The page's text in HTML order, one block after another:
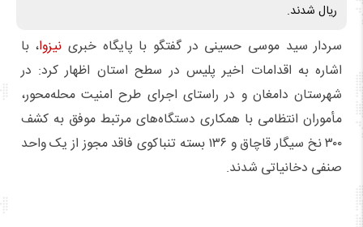
ریال شدند.
سردار سید موسی حسینی در گفتگو با پایگاه خبری نیزوا، با
اشاره به اقدامات اخیر پلیس در سطح استان اظهار کرد: در
شهرستان دامغان و در راستای اجرای طرح امنیت محله‌محور،
مأموران انتظامی با همکاری دستگاه‌های مرتبط موفق به کشف
۳۰۰ نخ سیگار قاچاق و ۱۳۶ بسته تنباکوی فاقد مجوز از یک واحد
صنفی دخانیاتی شدند.